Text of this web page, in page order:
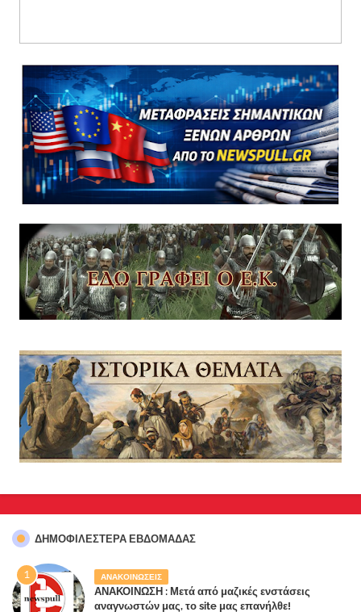
ΔΗΜΟΦΙΛΈΣΤΕΡΑ ΕΒΔΟΜΆΔΑΣ
ΑΝΑΚΟΙΝΩΣΕΙΣ
ΑΝΑΚΟΙΝΩΣΗ : Μετά από μαζικές ενστάσεις
αναγνωστών μας, το site μας επανήλθε!